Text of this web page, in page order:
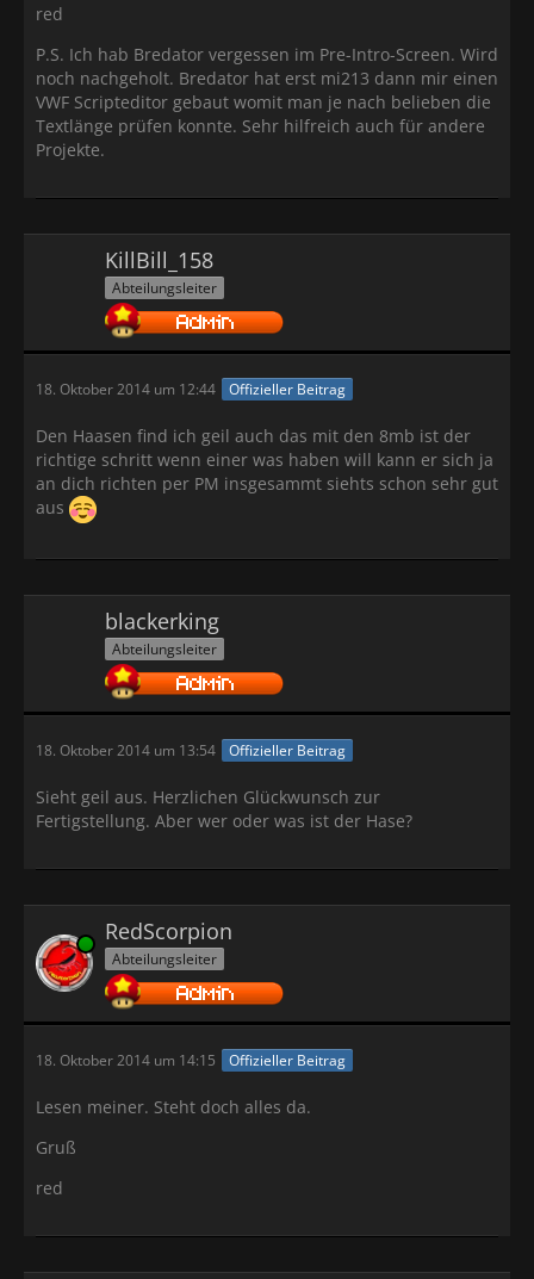
red
P.S. Ich hab Bredator vergessen im Pre-Intro-Screen. Wird
noch nachgeholt. Bredator hat erst mi213 dann mir einen
VWF Scripteditor gebaut womit man je nach belieben die
Textlänge prüfen konnte. Sehr hilfreich auch für andere
Projekte.
KillBill_158
Abteilungsleiter
18. Oktober 2014 um 12:44 Offizieller Beitrag
Den Haasen find ich geil auch das mit den 8mb ist der
richtige schritt wenn einer was haben will kann er sich ja
an dich richten per PM insgesammt siehts schon sehr gut
aus
blackerking
Abteilungsleiter
18. Oktober 2014 um 13:54 Offizieller Beitrag
Sieht geil aus. Herzlichen Glückwunsch zur
Fertigstellung. Aber wer oder was ist der Hase?
Online RedScorpion
Abteilungsleiter
18. Oktober 2014 um 14:15 Offizieller Beitrag
Lesen meiner. Steht doch alles da.
Gruß
red